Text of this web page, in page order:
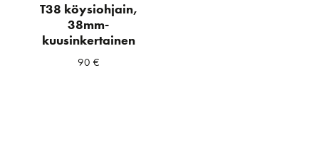
T38 köysiohjain,
38mm-
kuusinkertainen
90 €